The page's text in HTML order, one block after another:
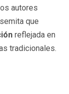
autores
que
reflejada en
tradicionales.